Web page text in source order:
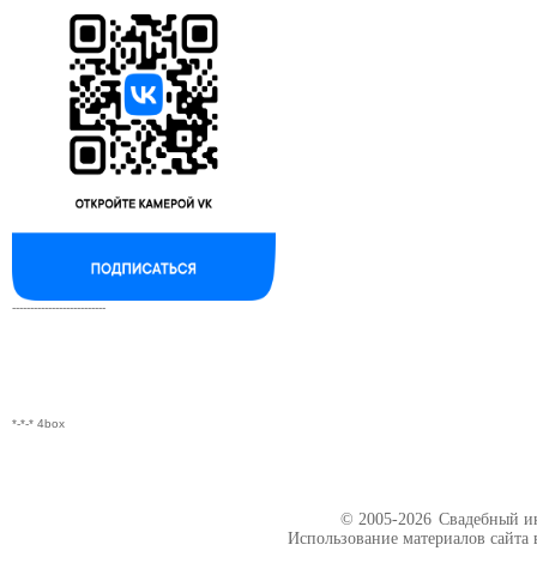
--------------------------
*-*-* 4box
© 2005-2026 Свадебный
Использование материалов